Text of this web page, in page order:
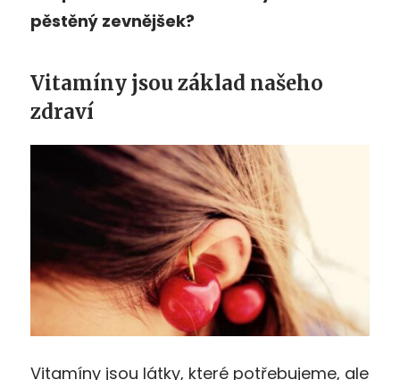
pěstěný zevnějšek?
Vitamíny jsou základ našeho
zdraví
Vitamíny jsou látky, které potřebujeme, ale